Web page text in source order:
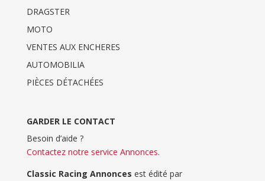
DRAGSTER
MOTO
VENTES AUX ENCHERES
AUTOMOBILIA
PIÈCES DÉTACHÉES
GARDER LE CONTACT
Besoin d’aide ?
Contactez notre service Annonces.
Classic Racing Annonces est édité par